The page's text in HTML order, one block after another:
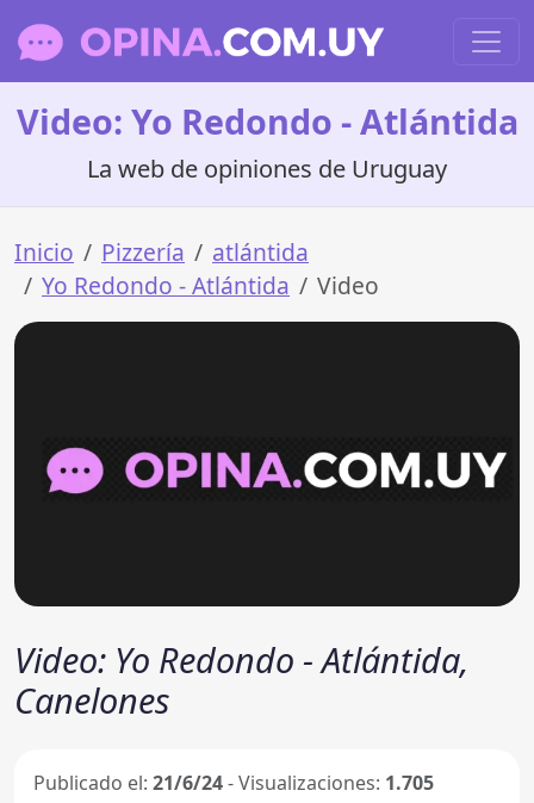
Video: Yo Redondo - Atlántida
La web de opiniones de Uruguay
Inicio Pizzería
atlántida
Yo Redondo - Atlántida
Video
Video: Yo Redondo - Atlántida,
Canelones
Publicado el: 21/6/24- Visualizaciones: 1.705